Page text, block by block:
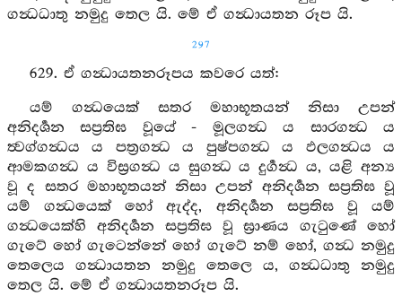
ගන්‍ධධාතු නමුදු තෙල යි. මේ ඒ ගන්‍ධායතන රූප යි.
297
629. ඒ ගන්‍ධායතනරූපය කවරෙ යත්:
යම් ගන්‍ධයෙක් සතර මහාභූතයන් නිසා උපන්
අනිදර්‍ශන සප්‍රතිඝ වූයේ - මූලගන්‍ධ ය සාරගන්‍ධ ය
ත්‍වග්ගන්‍ධය ය පත්‍රගන්‍ධ ය පුෂ්පගන්‍ධ ය ඵලගන්‍ධය ය
ආමකගන්‍ධ ය විස්‍රගන්‍ධ ය සුගන්‍ධ ය දුර්‍ගන්‍ධ ය, යළි අන්‍ය
වූ ද සතර මහාභූතයන් නිසා උපන් අනිදර්‍ශන සප්‍රතිඝ වූ
යම් ගන්‍ධයෙක් හෝ ඇද්ද, අනිදර්‍ශන සප්‍රතිඝ වූ යම්
ගන්‍ධයෙක්හි අනිදර්‍ශන සප්‍රතිඝ වූ ඝ්‍රාණය ගැටුණේ හෝ
ගැටේ හෝ ගැටෙන්නේ හෝ ගැටේ නම් හෝ, ගන්‍ධ නමුදු
තෙලෙය ගන්‍ධායතන නමුදු තෙලෙ ය, ගන්‍ධධාතු නමුදු
තෙල යි. මේ ඒ ගන්‍ධායතනරූප යි.